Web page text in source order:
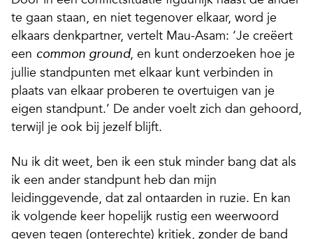
te gaan staan, en niet tegenover elkaar, word je
elkaars denkpartner, vertelt Mau-Asam: ‘Je creëert
een common ground, en kunt onderzoeken hoe je
jullie standpunten met elkaar kunt verbinden in
plaats van elkaar proberen te overtuigen van je
eigen standpunt.’ De ander voelt zich dan gehoord,
terwijl je ook bij jezelf blijft.
Nu ik dit weet, ben ik een stuk minder bang dat als
ik een ander standpunt heb dan mijn
leidinggevende, dat zal ontaarden in ruzie. En kan
ik volgende keer hopelijk rustig een weerwoord
geven tegen (onterechte) kritiek, zonder de band